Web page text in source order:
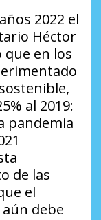
2022 el
Héctor
que en los
al 2019:
pandemia
de las
el
debe